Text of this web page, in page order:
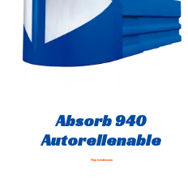
Absorb 940
Autorellenable
Hay existencias